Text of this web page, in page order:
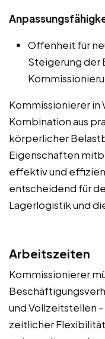
Offenheit für
Steigerung der
Kommissionierer in
Kombination aus
körperlicher
Eigenschaften
effektiv und
entscheidend für
Lagerlogistik und
Arbeitszeiten
Kommissionierer
und Vollzeitstellen
zeitlicher